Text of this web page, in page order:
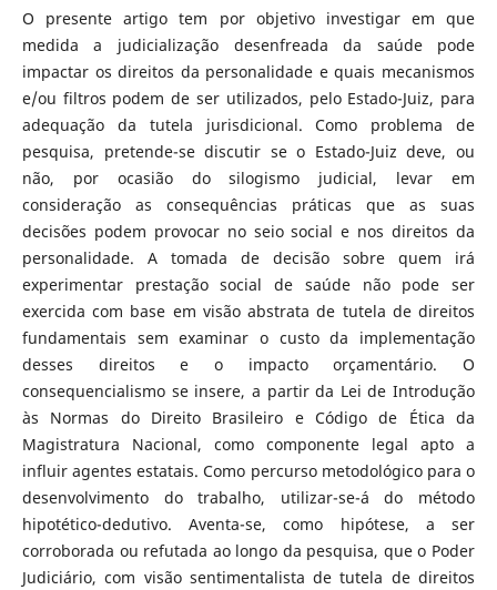
O presente artigo tem por objetivo investigar em que
medida a judicialização desenfreada da saúde pode
impactar os direitos da personalidade e quais mecanismos
e/ou filtros podem de ser utilizados, pelo Estado-Juiz, para
adequação da tutela jurisdicional. Como problema de
pesquisa, pretende-se discutir se o Estado-Juiz deve, ou
não, por ocasião do silogismo judicial, levar em
consideração as consequências práticas que as suas
decisões podem provocar no seio social e nos direitos da
personalidade. A tomada de decisão sobre quem irá
experimentar prestação social de saúde não pode ser
exercida com base em visão abstrata de tutela de direitos
fundamentais sem examinar o custo da implementação
desses direitos e o impacto orçamentário. O
consequencialismo se insere, a partir da Lei de Introdução
às Normas do Direito Brasileiro e Código de Ética da
Magistratura Nacional, como componente legal apto a
influir agentes estatais. Como percurso metodológico para o
desenvolvimento do trabalho, utilizar-se-á do método
hipotético-dedutivo. Aventa-se, como hipótese, a ser
corroborada ou refutada ao longo da pesquisa, que o Poder
Judiciário, com visão sentimentalista de tutela de direitos